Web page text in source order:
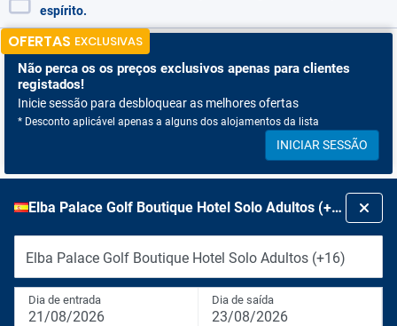
espírito.
OFERTAS EXCLUSIVAS
Não perca os os preços exclusivos apenas para clientes
registados!
Inicie sessão para desbloquear as melhores ofertas
* Desconto aplicável apenas a alguns dos alojamentos da lista
INICIAR SESSÃO
Elba Palace Golf Boutique Hotel Solo Adultos (+16)
Elba Palace Golf Boutique Hotel Solo Adultos (+16)
Dia de entrada
21/08/2026
Dia de saída
23/08/2026